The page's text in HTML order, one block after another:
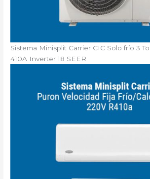
Sistema Minisplit Carrier CIC Solo frío 3
410A Inverter 18 SEER